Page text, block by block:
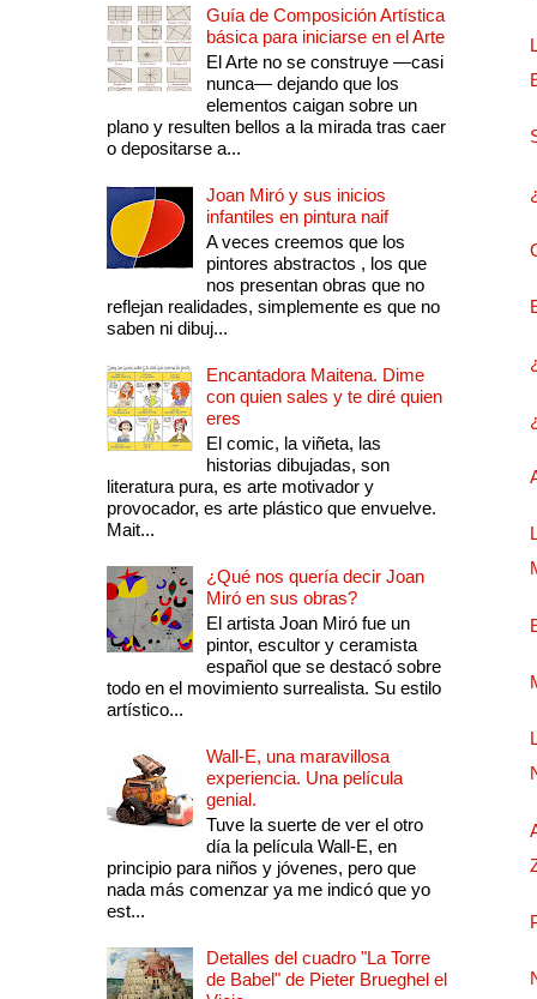
Guía de Composición Artística
básica para iniciarse en el Arte
El Arte no se construye —casi
nunca— dejando que los
elementos caigan sobre un
plano y resulten bellos a la mirada tras caer
o depositarse a...
Joan Miró y sus inicios
infantiles en pintura naif
A veces creemos que los
pintores abstractos , los que
nos presentan obras que no
reflejan realidades, simplemente es que no
saben ni dibuj...
Encantadora Maitena. Dime
con quien sales y te diré quien
eres
El comic, la viñeta, las
historias dibujadas, son
literatura pura, es arte motivador y
provocador, es arte plástico que envuelve.
Mait...
¿Qué nos quería decir Joan
Miró en sus obras?
El artista Joan Miró fue un
pintor, escultor y ceramista
español que se destacó sobre
todo en el movimiento surrealista. Su estilo
artístico...
Wall-E, una maravillosa
experiencia. Una película
genial.
Tuve la suerte de ver el otro
día la película Wall-E, en
principio para niños y jóvenes, pero que
nada más comenzar ya me indicó que yo
est...
Detalles del cuadro "La Torre
de Babel" de Pieter Brueghel el